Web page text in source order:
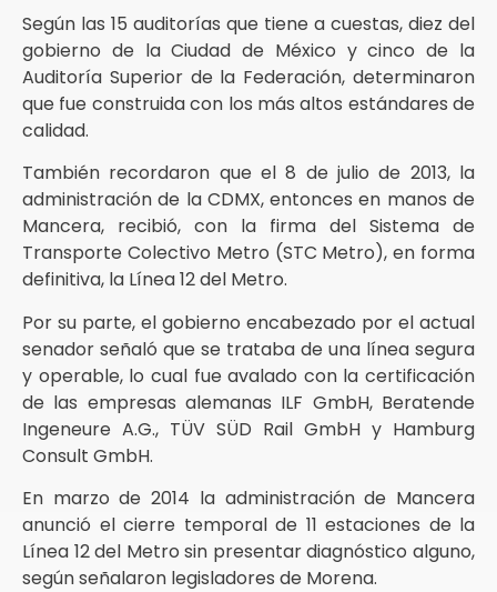
Según las 15 auditorías que tiene a cuestas, diez del
gobierno de la Ciudad de México y cinco de la
Auditoría Superior de la Federación, determinaron
que fue construida con los más altos estándares de
calidad.
También recordaron que el 8 de julio de 2013, la
administración de la CDMX, entonces en manos de
Mancera, recibió, con la firma del Sistema de
Transporte Colectivo Metro (STC Metro), en forma
definitiva, la Línea 12 del Metro.
Por su parte, el gobierno encabezado por el actual
senador señaló que se trataba de una línea segura
y operable, lo cual fue avalado con la certificación
de las empresas alemanas ILF GmbH, Beratende
Ingeneure A.G., TÜV SÜD Rail GmbH y Hamburg
Consult GmbH.
En marzo de 2014 la administración de Mancera
anunció el cierre temporal de 11 estaciones de la
Línea 12 del Metro sin presentar diagnóstico alguno,
según señalaron legisladores de Morena.